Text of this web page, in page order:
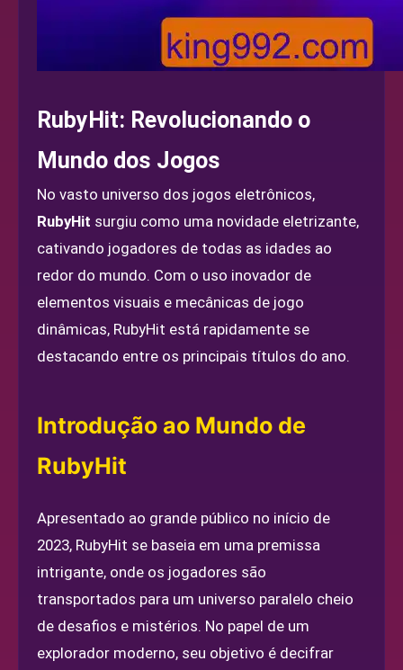
RubyHit: Revolucionando o
Mundo dos Jogos
No vasto universo dos jogos eletrônicos,
RubyHit surgiu como uma novidade eletrizante,
cativando jogadores de todas as idades ao
redor do mundo. Com o uso inovador de
elementos visuais e mecânicas de jogo
dinâmicas, RubyHit está rapidamente se
destacando entre os principais títulos do ano.
Introdução ao Mundo de
RubyHit
Apresentado ao grande público no início de
2023, RubyHit se baseia em uma premissa
intrigante, onde os jogadores são
transportados para um universo paralelo cheio
de desafios e mistérios. No papel de um
explorador moderno, seu objetivo é decifrar